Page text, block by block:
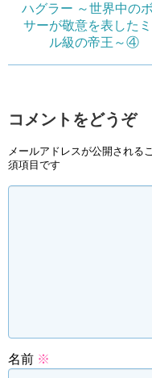
ハグラー ～世界中の
サーが敬意を表した
ル級の帝王～④
コメントをどうぞ
メールアドレスが公開される
須項目です
名前 ※